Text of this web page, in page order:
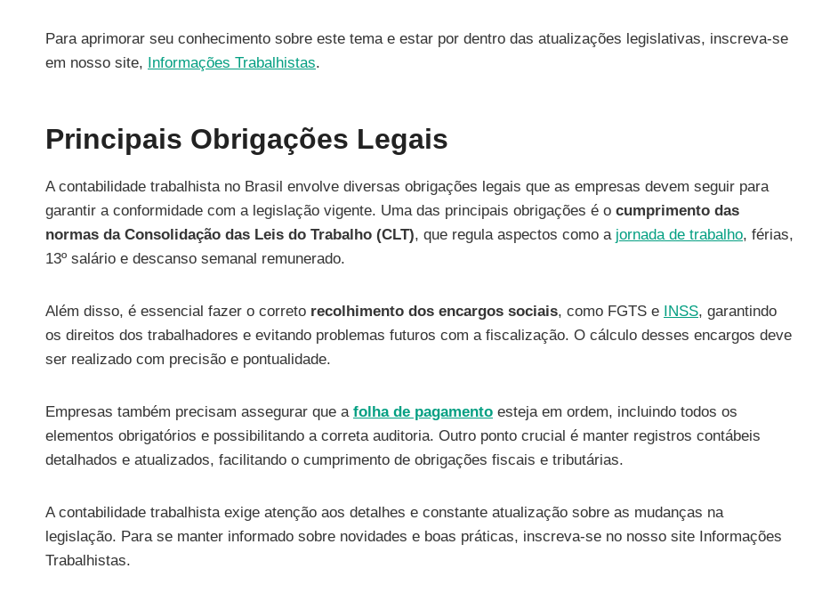
Para aprimorar seu conhecimento sobre este tema e estar por dentro das atualizações legislativas, inscreva-se
em nosso site, Informações Trabalhistas.
Principais Obrigações Legais
A contabilidade trabalhista no Brasil envolve diversas obrigações legais que as empresas devem seguir para
garantir a conformidade com a legislação vigente. Uma das principais obrigações é o cumprimento das
normas da Consolidação das Leis do Trabalho (CLT), que regula aspectos como a jornada de trabalho, férias,
13º salário e descanso semanal remunerado.
Além disso, é essencial fazer o correto recolhimento dos encargos sociais, como FGTS e INSS, garantindo
os direitos dos trabalhadores e evitando problemas futuros com a fiscalização. O cálculo desses encargos deve
ser realizado com precisão e pontualidade.
Empresas também precisam assegurar que a folha de pagamento esteja em ordem, incluindo todos os
elementos obrigatórios e possibilitando a correta auditoria. Outro ponto crucial é manter registros contábeis
detalhados e atualizados, facilitando o cumprimento de obrigações fiscais e tributárias.
A contabilidade trabalhista exige atenção aos detalhes e constante atualização sobre as mudanças na
legislação. Para se manter informado sobre novidades e boas práticas, inscreva-se no nosso site Informações
Trabalhistas.